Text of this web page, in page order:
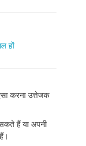
हों
करना उत्तेजक
हैं या अपनी